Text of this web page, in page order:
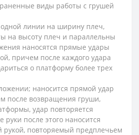
виды работы с грушей
одной линии на ширину плеч,
на высоту плеч и параллельны
наносятся прямые удары
причем после каждого удара
о платформу более трех
наносится прямой удар
после возвращения груши,
удар повторяется
после этого наносится
рукой, повторяемый предплечьем